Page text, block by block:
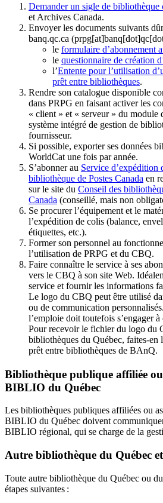
Demander un sigle de bibliothèque
et Archives Canada.
Envoyer les documents suivants
banq.qc.ca
le formulaire d’abonnement
le questionnaire de création
l’Entente pour l’utilisation
prêt entre bibliothèques.
Rendre son catalogue disponible
dans PRPG en faisant activer les
« client » et « serveur » du module
système intégré de gestion de
fournisseur.
Si possible, exporter ses données
WorldCat une fois par année.
S’abonner au Service d’expédition
bibliothèque de Postes Canada en
sur le site du Conseil des
Canada (conseillé, mais non
Se procurer l’équipement et le
l’expédition de colis (balance,
étiquettes, etc.).
Former son personnel au
l’utilisation de PRPG et du CBQ.
Faire connaître le service à ses
vers le CBQ à son site Web.
service et fournir les informations
Le logo du CBQ peut être utilisé
ou de communication
l’emploie doit toutefois s’engager
Pour recevoir le fichier du logo du
bibliothèques du Québec, faites-en
prêt entre bibliothèques de BAnQ.
Bibliothèque publique affiliée ou
BIBLIO du Québec
Les bibliothèques publiques affiliées ou
BIBLIO du Québec doivent
BIBLIO régional, qui se charge de la
Autre bibliothèque du Québec
Toute autre bibliothèque du Québec ou
étapes suivantes :